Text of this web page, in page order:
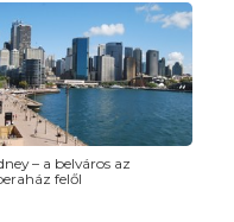
– a belváros az
felől